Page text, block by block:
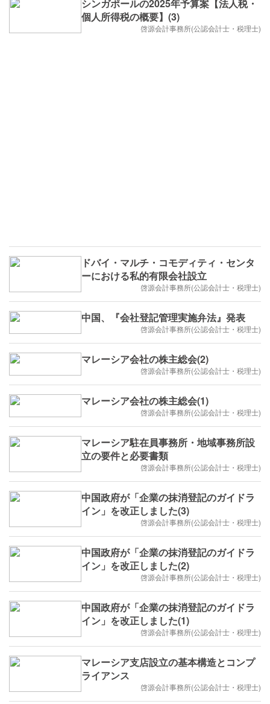
シンガポールの2025年予算案【法人税・
個人所得税の概要】(3)
啓源会計事務所(公認会計士・税理士)
ドバイ・マルチ・コモディティ・センタ
ーにおける私的有限会社設立
啓源会計事務所(公認会計士・税理士)
中国、『会社登記管理実施弁法』発表
啓源会計事務所(公認会計士・税理士)
マレーシア会社の株主総会(2)
啓源会計事務所(公認会計士・税理士)
マレーシア会社の株主総会(1)
啓源会計事務所(公認会計士・税理士)
マレーシア駐在員事務所・地域事務所設
立の要件と必要書類
啓源会計事務所(公認会計士・税理士)
中国政府が「企業の抹消登記のガイドラ
イン」を改正しました(3)
啓源会計事務所(公認会計士・税理士)
中国政府が「企業の抹消登記のガイドラ
イン」を改正しました(2)
啓源会計事務所(公認会計士・税理士)
中国政府が「企業の抹消登記のガイドラ
イン」を改正しました(1)
啓源会計事務所(公認会計士・税理士)
マレーシア支店設立の基本構造とコンプ
ライアンス
啓源会計事務所(公認会計士・税理士)